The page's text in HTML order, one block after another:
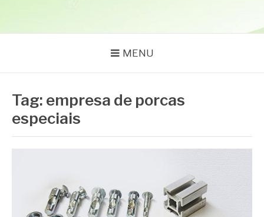
MENU
Tag: empresa de porcas
especiais